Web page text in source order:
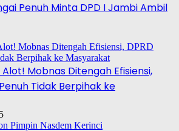
Penuh Minta DPD I Jambi Ambil
Mobnas Ditengah Efisiensi,
Tidak Berpihak ke